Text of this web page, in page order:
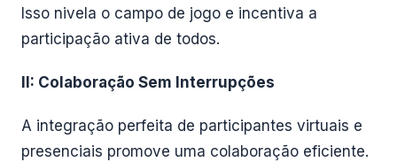
Isso nivela o campo de jogo e incentiva a
participação ativa de todos.
II: Colaboração Sem Interrupções
A integração perfeita de participantes virtuais e
presenciais promove uma colaboração eficiente.